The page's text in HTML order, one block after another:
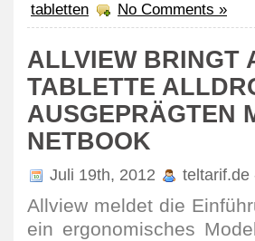
tabletten
No Comments »
ALLVIEW BRINGT
TABLETTE
AUSGEPRÄGTEN
NETBOOK
Juli 19th, 2012 teltarif.de
Allview meldet die
ein ergonomisches